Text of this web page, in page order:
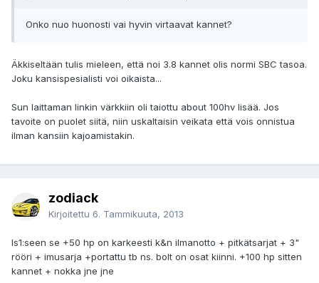
Onko nuo huonosti vai hyvin virtaavat kannet?
Äkkiseltään tulis mieleen, että noi 3.8 kannet olis normi SBC tasoa.
Joku kansispesialisti voi oikaista...
Sun laittaman linkin värkkiin oli taiottu about 100hv lisää. Jos
tavoite on puolet siitä, niin uskaltaisin veikata että vois onnistua
ilman kansiin kajoamistakin.
zodiack
Kirjoitettu 6. Tammikuuta, 2013
ls1:seen se +50 hp on karkeesti k&n ilmanotto + pitkätsarjat + 3"
rööri + imusarja +portattu tb ns. bolt on osat kiinni. +100 hp sitten
kannet + nokka jne jne